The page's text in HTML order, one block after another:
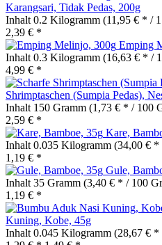
Karangsari, Tidak Pedas, 200g
Inhalt 0.2 Kilogramm (11,95 € * /
2,39 € *
Emping
Inhalt 0.3 Kilogramm (16,63 € * /
4,99 € *
Shrimptaschen (Sumpia Pedas),
Inhalt 150 Gramm (1,73 € * / 100
2,59 € *
Kare,
Inhalt 0.035 Kilogramm (34,00 € *
1,19 € *
Gule,
Inhalt 35 Gramm (3,40 € * / 100
1,19 € *
Kuning, Kobe, 45g
Inhalt 0.045 Kilogramm (28,67 € *